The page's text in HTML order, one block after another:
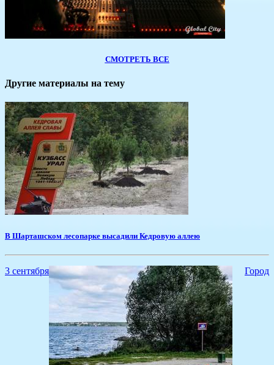
СМОТРЕТЬ ВСЕ
Другие материалы на тему
​В Шарташском лесопарке высадили Кедровую аллею
3 сентября Город